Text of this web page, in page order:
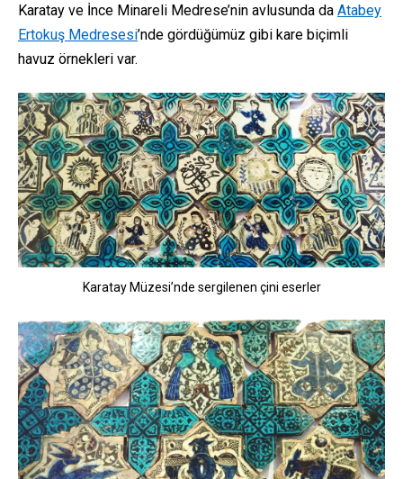
Karatay ve İnce Minareli Medrese’nin avlusunda da Atabey
Ertokuş Medresesi’nde gördüğümüz gibi kare biçimli
havuz örnekleri var.
Karatay Müzesi’nde sergilenen çini eserler